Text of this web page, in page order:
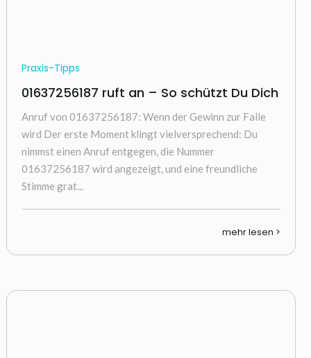
Praxis-Tipps
01637256187 ruft an – So schützt Du Dich
Anruf von 01637256187: Wenn der Gewinn zur Falle
wird Der erste Moment klingt vielversprechend: Du
nimmst einen Anruf entgegen, die Nummer
01637256187 wird angezeigt, und eine freundliche
Stimme grat...
mehr lesen >